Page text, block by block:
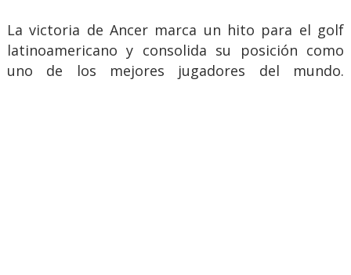
La victoria de Ancer marca un hito para el golf
latinoamericano y consolida su posición como
uno de los mejores jugadores del mundo.